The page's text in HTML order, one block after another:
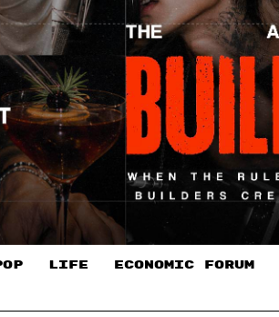
LIFE ECONOMIC FORUM